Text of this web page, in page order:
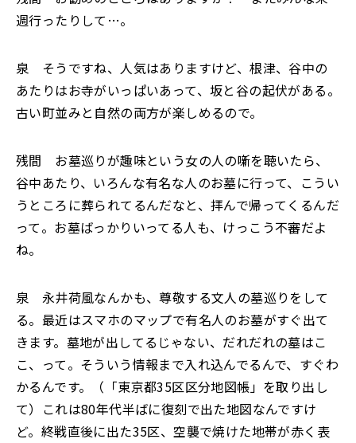
週行ったりして…。
泉 そうですね、人気はありますけど、根津、谷中の
あたりはお寺がいっぱいあって、坂と谷の起伏がある。
古い町並みと自然の両方が楽しめるので。
残間 お墓巡りが趣味という女の人の噺を聴いたら、
谷中あたり、いろんな有名な人のお墓に行って、こうい
うところに葬られてるんだなと、拝んで帰ってくるんだ
って。お墓ばっかりいってる人も、けっこう不審だよ
ね。
泉 永井荷風なんかも、尊敬する文人の墓巡りをして
る。最近はスマホのマップで有名人のお墓がすぐ出て
きます。墓地が出してるじゃない、だれだれの墓はこ
こ、って。そういう情報まで入れ込んでるんで、すぐわ
かるんです。（「東京都35区区分地図帳」を取り出し
て）これは80年代半ばに復刻で出た地図なんですけ
ど。終戦直後に出た35区、空襲で焼けた地帯が赤く表